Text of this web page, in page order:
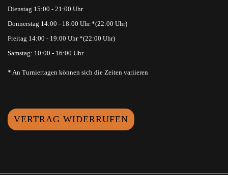
Dienstag 15:00 - 21:00 Uhr
Donnerstag 14:00 - 18:00 Uhr *(22:00 Uhr)
Freitag 14:00 - 19:00 Uhr *(22:00 Uhr)
Samstag: 10:00 - 16:00 Uhr
* An Turniertagen können sich die Zeiten variieren
VERTRAG WIDERRUFEN